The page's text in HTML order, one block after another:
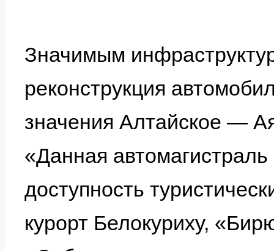
Значимым
реконструкция
значения Алтайское —
«Данная
доступность
курорт Белокуриху,